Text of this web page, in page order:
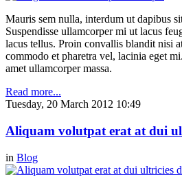
Mauris sem nulla, interdum ut dapibus
Suspendisse ullamcorper mi ut lacus
lacus tellus. Proin convallis blandit nisi
commodo et pharetra vel, lacinia eget
amet ullamcorper massa.
Read more...
Tuesday, 20 March 2012 10:49
Aliquam volutpat erat at dui
in Blog